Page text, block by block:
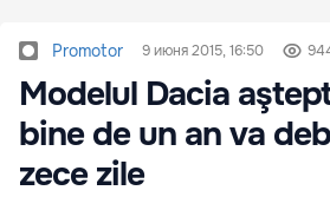
Promotor 9 июня 2015, 16:50
Modelul Dacia
bine de un an va
zece zile